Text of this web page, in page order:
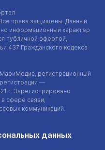
права защищены. Данный
информационный характер
публичной офертой,
437 Гражданского кодекса
регистрационный
—
г. Зарегистрировано
сфере связи,
коммуникаций.
данных